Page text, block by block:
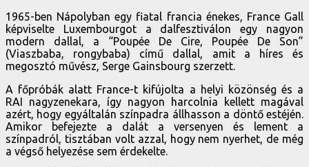
1965-ben Nápolyban egy fiatal francia énekes, France Gall
képviselte Luxembourgot a dalfesztiválon egy nagyon
modern dallal, a “Poupée De Cire, Poupée De Son”
(Viaszbaba, rongybaba) című dallal, amit a híres és
megosztó művész, Serge Gainsbourg szerzett.
A főpróbák alatt France-t kifújolta a helyi közönség és a
RAI nagyzenekara, így nagyon harcolnia kellett magával
azért, hogy egyáltalán színpadra állhasson a döntő estéjén.
Amikor befejezte a dalát a versenyen és lement a
színpadról, tisztában volt azzal, hogy nem nyerhet, de még
a végső helyezése sem érdekelte.